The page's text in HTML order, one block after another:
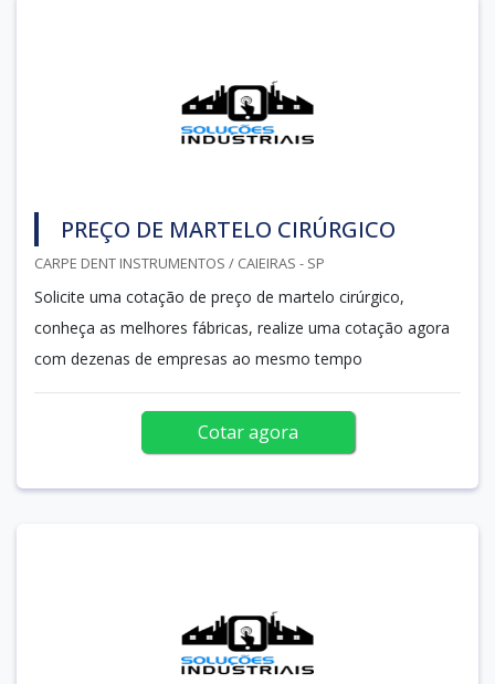
PREÇO DE MARTELO CIRÚRGICO
CARPE DENT INSTRUMENTOS / CAIEIRAS - SP
Solicite uma cotação de preço de martelo cirúrgico,
conheça as melhores fábricas, realize uma cotação agora
com dezenas de empresas ao mesmo tempo
Cotar agora